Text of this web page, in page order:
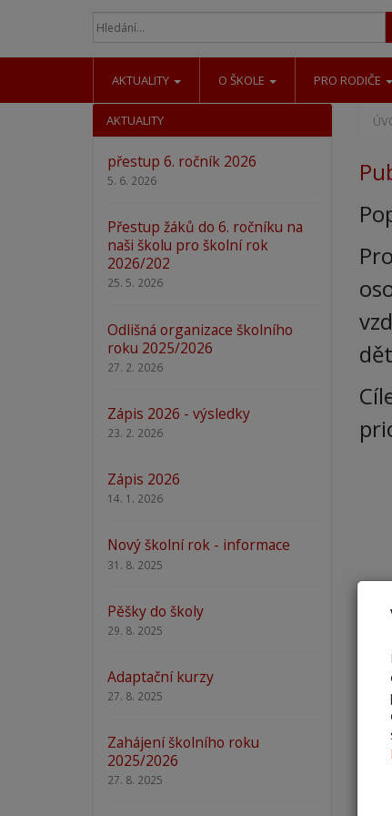
AKTUALITY O ŠKOLE PRO RODIČE
AKTUALITY
přestup 6. ročník 2026
5. 6. 2026
Přestup žáků do 6. ročníku na
naši školu pro školní rok
2026/202
25. 5. 2026
Odlišná organizace školního
roku 2025/2026
27. 2. 2026
Zápis 2026 - výsledky
23. 2. 2026
Zápis 2026
14. 1. 2026
Nový školní rok - informace
31. 8. 2025
Pěšky do školy
29. 8. 2025
Adaptační kurzy
27. 8. 2025
Zahájení školního roku
2025/2026
27. 8. 2025